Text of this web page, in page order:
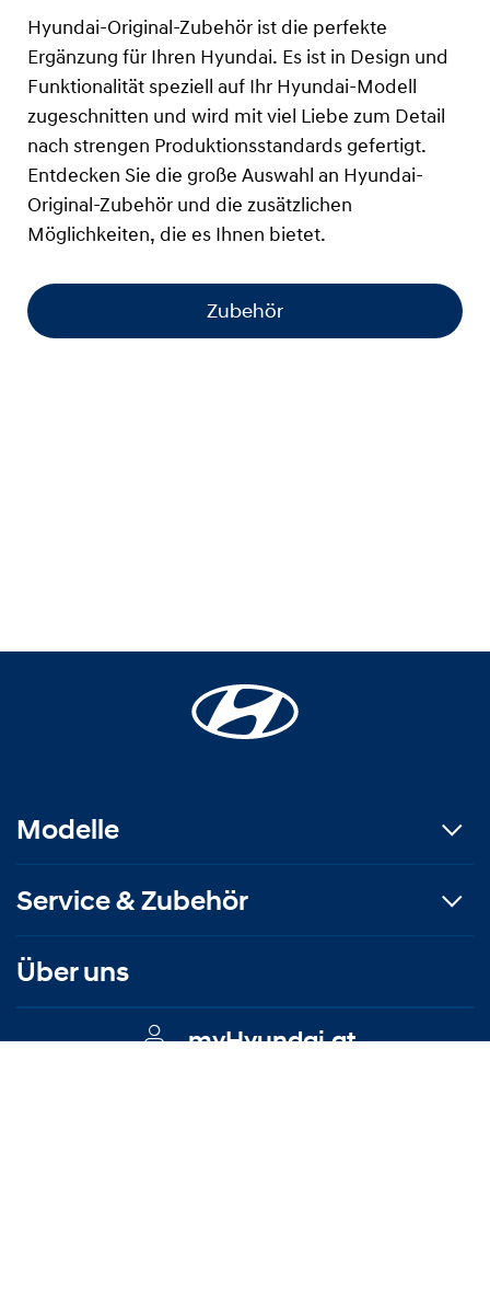
Hyundai-Original-Zubehör ist die perfekte
Ergänzung für Ihren Hyundai. Es ist in Design und
Funktionalität speziell auf Ihr Hyundai-Modell
zugeschnitten und wird mit viel Liebe zum Detail
nach strengen Produktionsstandards gefertigt.
Entdecken Sie die große Auswahl an Hyundai-
Original-Zubehör und die zusätzlichen
Möglichkeiten, die es Ihnen bietet.
Zubehör
Modelle
Service & Zubehör
Über uns
myHyundai.at